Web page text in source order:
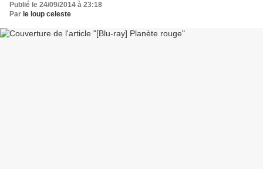
Publié le 24/09/2014 à 23:18
Par le loup celeste